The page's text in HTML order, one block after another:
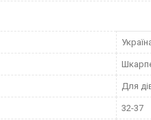
Для
32-37